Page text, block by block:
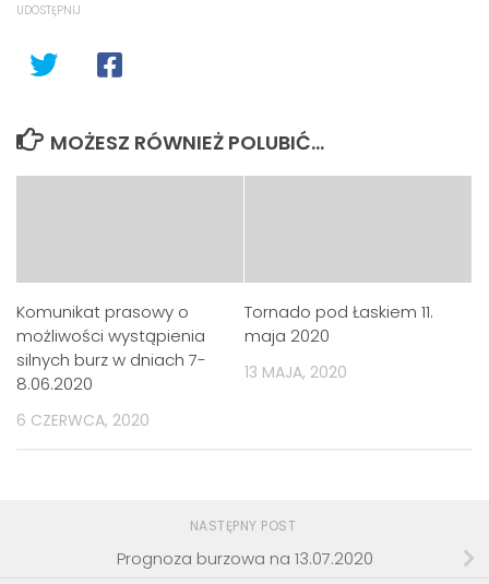
UDOSTĘPNIJ
MOŻESZ RÓWNIEŻ POLUBIĆ…
Komunikat prasowy o
możliwości wystąpienia
silnych burz w dniach 7-
8.06.2020
6 CZERWCA, 2020
Tornado pod Łaskiem 11.
maja 2020
13 MAJA, 2020
NASTĘPNY POST
Prognoza burzowa na 13.07.2020